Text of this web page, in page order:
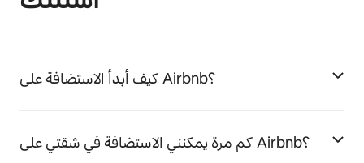
كيف أبدأ الاستضافة على Airbnb؟
كم مرة يمكنني الاستضافة في شقتي على Airbnb؟